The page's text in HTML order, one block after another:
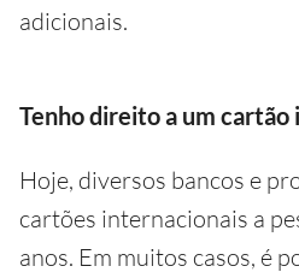
adicionais.
Tenho direito a um cartão
Hoje, diversos bancos e
cartões internacionais a
anos. Em muitos casos, é